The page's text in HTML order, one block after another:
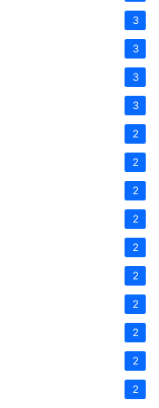
3
3
3
3
2
2
2
2
2
2
2
2
2
2